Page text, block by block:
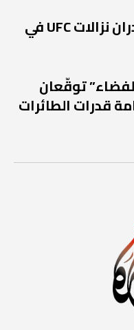
أنكالايف وغوسكوف يتصدران نزالات UFC في
توقّعان
قدرات الطائرات